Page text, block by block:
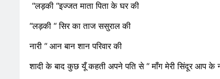
विश्व पुस्तक मेले
3 Years Ago
“लड़की “इज्जत माता पिता के घर की
“लड़की “ सिर का ताज ससुराल की
नारी “ आन बान शान परिवार की
शादी के बाद कुछ यूँ कहती अपने पति से “ माँग मेरी सिंदूर आप के